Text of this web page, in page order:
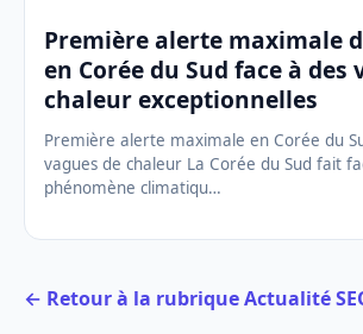
Première alerte maximale
en Corée du Sud face à des
chaleur exceptionnelles
Première alerte maximale en Corée du
vagues de chaleur La Corée du Sud fait
phénomène climatiqu…
← Retour à la rubrique Actualité